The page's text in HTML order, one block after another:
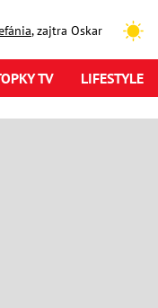
, zajtra Oskar
TV LIFESTYLE